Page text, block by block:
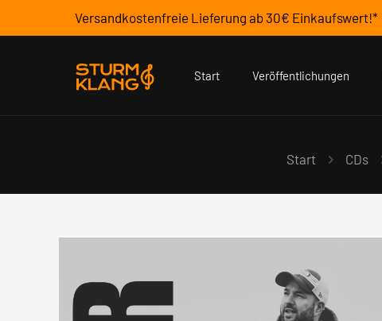
Versandkostenfreie Lieferung ab 30€ Einkaufswert!*
Start Veröffentlichungen
Start CDs